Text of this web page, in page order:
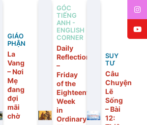
GIÁO
PHẬN
La
Vang
– Nơi
Mẹ
đang
đợi
mãi
chờ
GÓC
TIẾNG
ANH -
ENGLISH
CORNER
Daily
Reflection
–
Friday
of the
Eighteenth
Week
in
Ordinary
SUY
TƯ
Câu
Chuyện
Lẽ
Sống
– Bài
12: